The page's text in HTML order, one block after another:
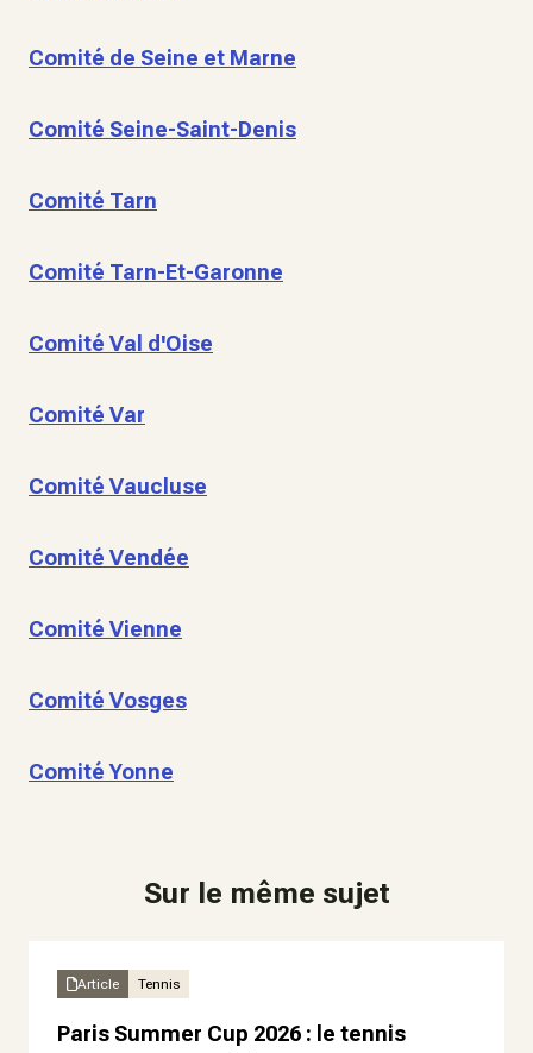
Comité de Seine et Marne
Comité Seine-Saint-Denis
Comité Tarn
Comité Tarn-Et-Garonne
Comité Val d'Oise
Comité Var
Comité Vaucluse
Comité Vendée
Comité Vienne
Comité Vosges
Comité Yonne
Sur le même sujet
Article Tennis
Paris Summer Cup 2026 : le tennis